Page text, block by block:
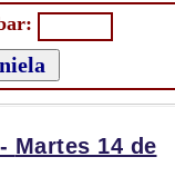
Martes 14 de